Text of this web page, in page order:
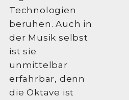
Technologien
beruhen. Auch in
der Musik selbst
ist sie
unmittelbar
erfahrbar, denn
die Oktave ist